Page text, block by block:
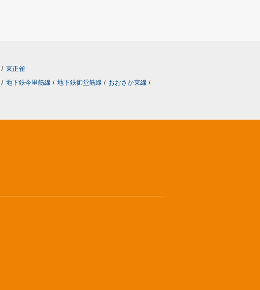
/ 東正雀
/ 地下鉄今里筋線 / 地下鉄御堂筋線 / おおさか東線 /